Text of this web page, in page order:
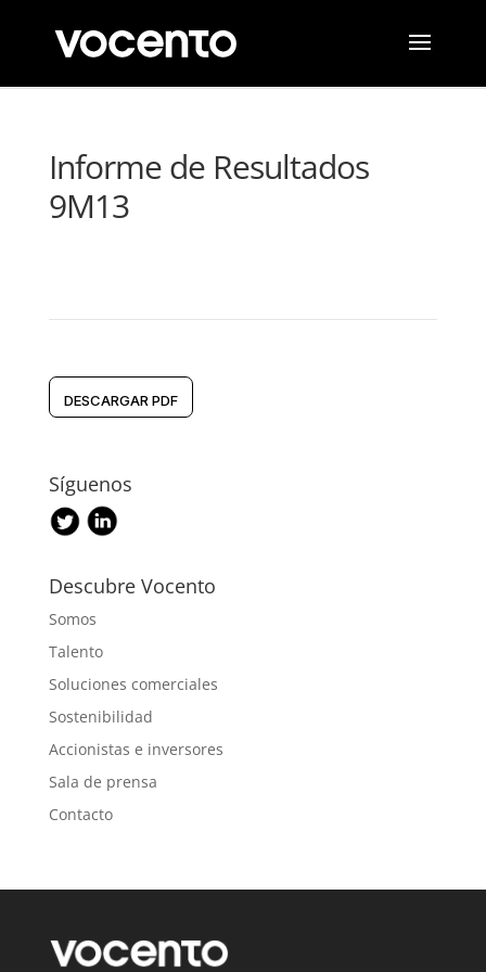
Informe de Resultados
9M13
DESCARGAR PDF
Síguenos
Descubre Vocento
Somos
Talento
Soluciones comerciales
Sostenibilidad
Accionistas e inversores
Sala de prensa
Contacto